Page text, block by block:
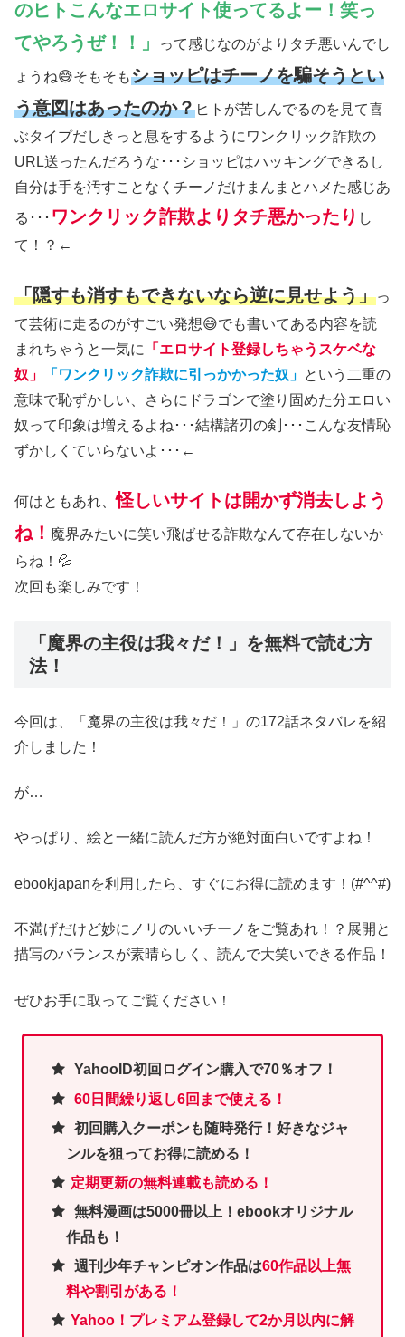
のヒトこんなエロサイト使ってるよー！笑っ
てやろうぜ！！」
って感じなのがよりタチ悪いんでし
ょうね😅そもそもショッピはチーノを騙そうとい
う意図はあったのか？ヒトが苦しんでるのを見て喜
ぶタイプだしきっと息をするようにワンクリック詐欺の
URL送ったんだろうな･･･ショッピはハッキングできるし
自分は手を汚すことなくチーノだけまんまとハメた感じあ
る･･･ ワンクリック詐欺よりタチ悪かったり し
て！？←
「隠すも消すもできないなら逆に見せよう」っ
て芸術に走るのがすごい発想😅でも書いてある内容を読
まれちゃうと一気に
「エロサイト登録しちゃうスケベな
奴」
「ワンクリック詐欺に引っかかった奴」 という二重の
意味で恥ずかしい、さらにドラゴンで塗り固めた分エロい
奴って印象は増えるよね･･･結構諸刃の剣･･･こんな友情恥
ずかしくていらないよ･･･←
何はともあれ、怪しいサイトは開かず消去しよう
ね！ 魔界みたいに笑い飛ばせる詐欺なんて存在しないか
らね！💦
次回も楽しみです！
「魔界の主役は我々だ！」を無料で読む方
法！
今回は、「魔界の主役は我々だ！」の172話ネタバレを紹
介しました！
が…
やっぱり、絵と一緒に読んだ方が絶対面白いですよね！
ebookjapanを利用したら、すぐにお得に読めます！(#^^#)
不満げだけど妙にノリのいいチーノをご覧あれ！？展開と
描写のバランスが素晴らしく、読んで大笑いできる作品！
ぜひお手に取ってご覧ください！
YahooID初回ログイン購入で70％オフ！
60日間繰り返し6回まで使える！
初回購入クーポンも随時発行！好きなジャ
ンルを狙ってお得に読める！
定期更新の無料連載も読める！
無料漫画は5000冊以上！ebookオリジナル
作品も！
週刊少年チャンピオン作品は60作品以上無
料や割引がある！
Yahoo！プレミアム登録して2か月以内に解